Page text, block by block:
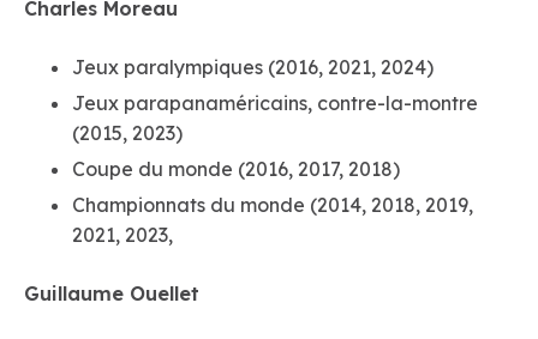
Charles Moreau
Jeux paralympiques (2016, 2021, 2024)
Jeux parapanaméricains, contre-la-montre
(2015, 2023)
Coupe du monde (2016, 2017, 2018)
Championnats du monde (2014, 2018, 2019,
2021, 2023,
Guillaume Ouellet